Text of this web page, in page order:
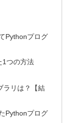
Pythonプログ
1つの方法
ラリは？【結
Pythonプログ